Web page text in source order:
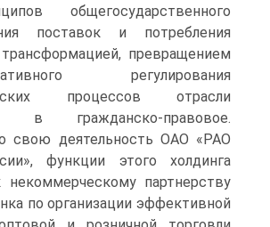
общегосударственного
поставок и потребления
превращением
регулирования
процессов отрасли
в гражданско-правовое.
свою деятельность ОАО «РАО
функции этого холдинга
партнерству
по организации эффективной